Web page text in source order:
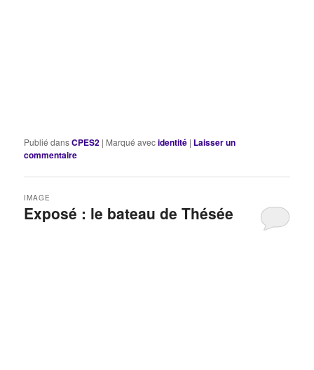
Publié dansCPES2 | Marqué avecidentité | Laisser un
commentaire
Exposé : le bateau de Thésée
IMAGE